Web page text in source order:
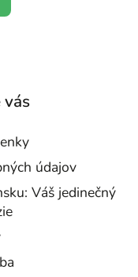
údajov
Váš jedinečný